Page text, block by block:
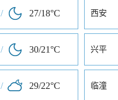
/ 27/18°C 西安
/ 30/21°C 兴平
/ 29/22°C 临潼